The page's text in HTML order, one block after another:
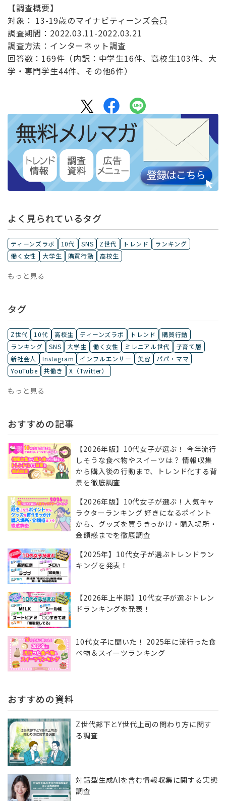
【調査概要】
対象： 13-19歳のマイナビティーンズ会員
調査期間：2022.03.11-2022.03.21
調査方法：インターネット調査
回答数：169件（内訳：中学生16件、高校生103件、大
学・専門学生44件、その他6件）
よく見られているタグ
ティーンズラボ 10代 SNS Z世代 トレンド
ランキング
働く女性
大学生 購買行動 高校生
もっと見る
タグ
Z世代 10代 高校生 ティーンズラボ トレンド
購買行動
ランキング
SNS 大学生 働く女性 ミレニアル世代
子育て層
新社会人
Instagram インフルエンサー 美容
パパ・ママ
YouTube
共働き X（Twitter）
もっと見る
おすすめの記事
【2026年版】10代女子が選ぶ！ 今年流行
しそうな食べ物やスイーツは？ 情報収集
から購入後の行動まで、トレンド化する背
景を徹底調査
【2026年版】10代女子が選ぶ！人気キャ
ラクターランキング 好きになるポイント
から、グッズを買うきっかけ・購入場所・
金額感までを徹底調査
【2025年】10代女子が選ぶトレンドラン
キングを発表！
【2026年上半期】10代女子が選ぶトレン
ドランキングを発表！
10代女子に聞いた！ 2025年に流行った食
べ物＆スイーツランキング
おすすめの資料
Z世代部下とY世代上司の関わり方に関す
る調査
対話型生成AIを含む情報収集に​関する実態
調査